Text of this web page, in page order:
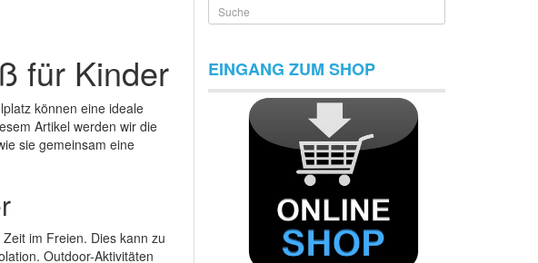
für Kinder
können eine ideale
Artikel werden wir die
sie gemeinsam eine
im Freien. Dies kann zu
Outdoor-Aktivitäten
Suche
EINGANG ZUM SHOP